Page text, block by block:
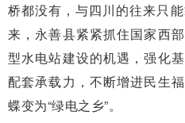
桥都没有，与四川的往来只
来，永善县紧紧抓住国家西
型水电站建设的机遇，强化
配套承载力，不断增进民生
蝶变为“绿电之乡”。